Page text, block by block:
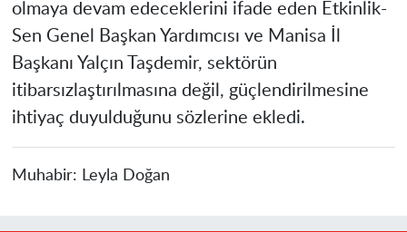
olmaya devam edeceklerini ifade eden Etkinlik-
Sen Genel Başkan Yardımcısı ve Manisa İl
Başkanı Yalçın Taşdemir, sektörün
itibarsızlaştırılmasına değil, güçlendirilmesine
ihtiyaç duyulduğunu sözlerine ekledi.
Muhabir: Leyla Doğan